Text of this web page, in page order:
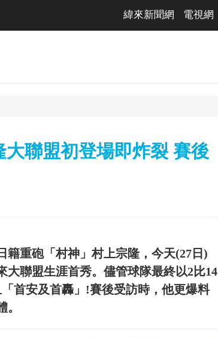
緯來新聞網 電視網
聯盟初登場即炸裂 賽後
重砲「村神」村上宗隆，今天(27日)
聯盟生涯首秀。儘管球隊最終以2比14
首安及首轟」!賽後受訪時，他更爆料